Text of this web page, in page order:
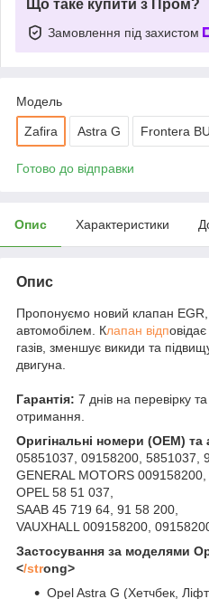
Що таке купити з Пром?
Замовлення під захистом
Мoдель
Zafira Astra G Frontera BU
Готово до відправки
Опис Характеристики
Опис
Пропонуємо новий клапан
автомобілем. Клапан відп
газів, зменшує викиди та
двигуна.
Гарантія: 7 днів на перевірку
отримання.
Оригінальні номери (OEM) та
05851037, 09158200, 5851037,
GENERAL MOTORS
OPEL 58 51 037,
SAAB 45 719 64, 91 58 200,
VAUXHALL 009158200,
Застосування за моделями
</strong>
Opel Astra G (Хетчбек,